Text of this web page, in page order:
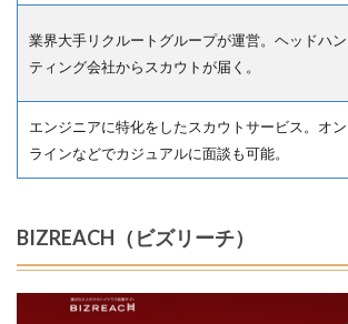
業界大手リクルートグループが運営。ヘッドハン
ティング会社からスカウトが届く。
エンジニアに特化をしたスカウトサービス。オン
ラインなどでカジュアルに面談も可能。
BIZREACH（ビズリーチ）